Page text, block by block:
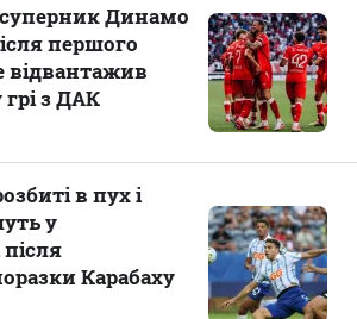
Динамо
першого
відвантажив
грі з ДАК
в пух і
у
Карабаху